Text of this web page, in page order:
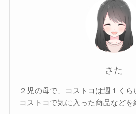
さた
２児の母で、コストコは週１くら
コストコで気に入った商品などを